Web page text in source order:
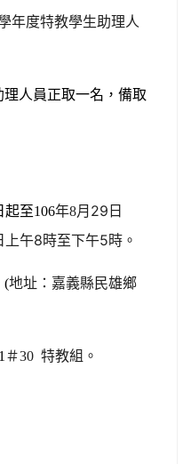
年度特教學生助理人
人員正取一名，備取
起至106年8月 29 日
上午8時至下午5時。
(地址：嘉義縣民雄鄉
＃30 特教組。